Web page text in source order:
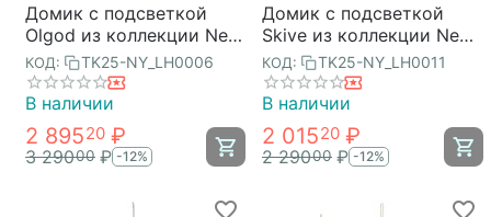
Домик с подсветкой
Olgod из коллекции New
Year Essential, 22см,
Tkano
КОД: TK25-NY_LH0006
В наличии
2 89520 ₽
3 29000 ₽ -12%
Домик с подсветкой
Skive из коллекции New
Year Essential, Tkano
КОД: TK25-NY_LH0011
В наличии
2 01520 ₽
2 29000 ₽ -12%